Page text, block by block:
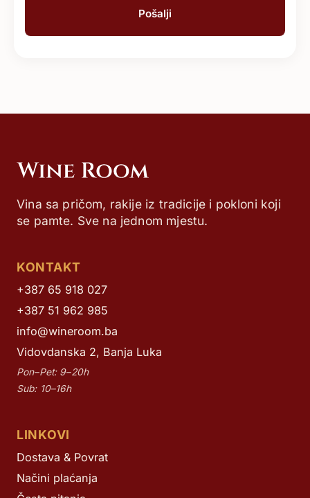
Vina sa pričom, rakije iz tradicije i pokloni koji
se pamte. Sve na jednom mjestu.
KONTAKT
+387 65 918 027
+387 51 962 985
info@wineroom.ba
Vidovdanska 2, Banja Luka
Pon–Pet: 9–20h
Sub: 10–16h
LINKOVI
Dostava & Povrat
Načini plaćanja